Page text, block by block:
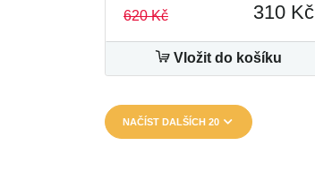
620 Kč 310 Kč
Vložit do košíku
NAČÍST DALŠÍCH 20